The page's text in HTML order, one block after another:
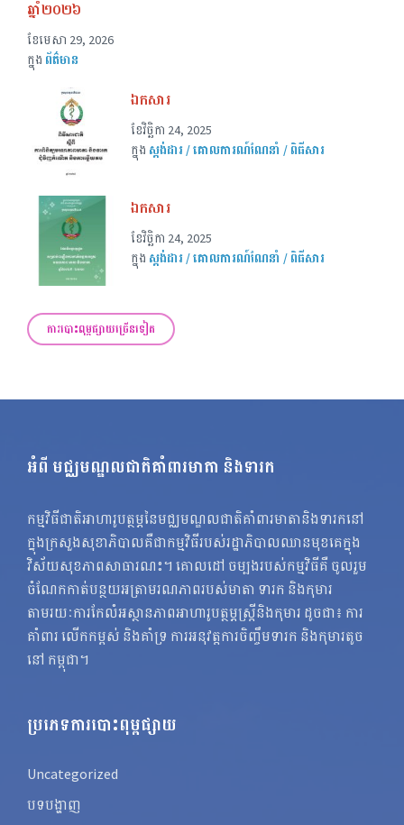
ឆ្នាំ២០២៦
ខែ​មេសា 29, 2026
ក្នុង ព័ត៌មាន
ឯកសារ
ខែ​វិច្ឆិកា 24, 2025
ក្នុង ស្តង់ដារ / គោលការណ៍ណែនាំ / ពិធីសារ
ឯកសារ
ខែ​វិច្ឆិកា 24, 2025
ក្នុង ស្តង់ដារ / គោលការណ៍ណែនាំ / ពិធីសារ
ការបោះពុម្ពផ្សាយច្រើនទៀត
អំពី មជ្ឈមណ្ឌលជាតិគាំពារមាតា និងទារក
កម្មវិធីជាតិអាហារូបត្ថម្ភនៃមជ្ឈមណ្ឌលជាតិគាំពារមាតានិងទារកនៅ
ក្នុងក្រសួងសុខាភិបាលគឺជាកម្មវិធីរបស់រដ្ឋាភិបាលឈានមុខគេក្នុង
វិស័យសុខភាពសាធារណះ។ គោលដៅ ចម្បងរបស់កម្មវិធីគឺ ចូលរួម
ចំណែកកាត់បន្ថយអត្រាមរណភាពរបស់មាតា ទារក និងកុមារ
តាមរយៈការកែលំអស្ថានភាពអាហារូបត្ថម្ភស្ត្រីនិងកុមារ ដូចជា៖ ការ
គាំពារ លើកកម្ពស់ និងគាំទ្រ ការអនុវត្តការចិញ្ចឹមទារក និងកុមារតូច
នៅ កម្ពុជា។
ប្រភេទការបោះពុម្ពផ្សាយ
Uncategorized
បទបង្ហាញ